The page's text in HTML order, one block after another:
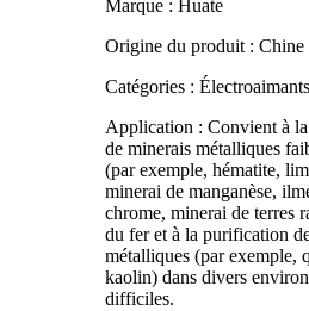
Marque : Huate
Origine du produit : Chine
Catégories : Électroaimants
Application : Convient à
de minerais métalliques
(par exemple, hématite,
minerai de manganèse,
chrome, minerai de terres
du fer et à la purification
métalliques (par exemple,
kaolin) dans divers
difficiles.